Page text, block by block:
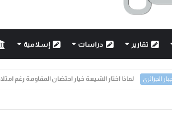
تقارير دراسات إسلامية
الهاشمي العراق بين الأزمة وخيارات النجاة: كيف يمكن